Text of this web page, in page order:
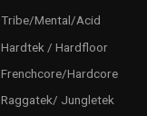
Tribe/Mental/Acid
Hardtek / Hardfloor
Frenchcore/Hardcore
Raggatek/ Jungletek